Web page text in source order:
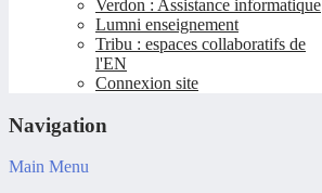
Verdon : Assistance informatique
Lumni enseignement
Tribu : espaces collaboratifs de
l'EN
Connexion site
Navigation
Main Menu